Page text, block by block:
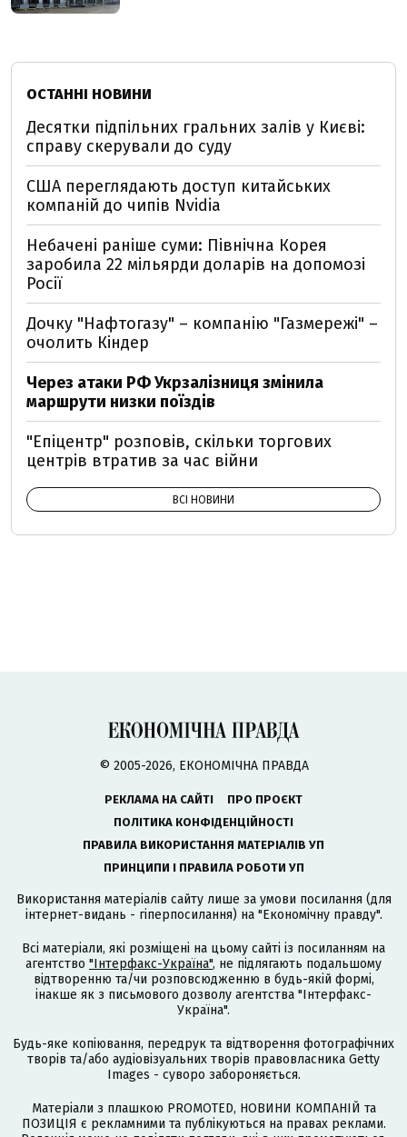
ОСТАННІ НОВИНИ
Десятки підпільних гральних залів у Києві:
справу скерували до суду
США переглядають доступ китайських
компаній до чипів Nvidia
Небачені раніше суми: Північна Корея
заробила 22 мільярди доларів на допомозі
Росії
Дочку "Нафтогазу" – компанію "Газмережі" –
очолить Кіндер
Через атаки РФ Укрзалізниця змінила
маршрути низки поїздів
"Епіцентр" розповів, скільки торгових
центрів втратив за час війни
ВСІ НОВИНИ
© 2005-2026, ЕКОНОМІЧНА ПРАВДА
РЕКЛАМА НА САЙТІ
ПРО ПРОЄКТ
ПОЛІТИКА КОНФІДЕНЦІЙНОСТІ
ПРАВИЛА ВИКОРИСТАННЯ МАТЕРІАЛІВ УП
ПРИНЦИПИ І ПРАВИЛА РОБОТИ УП
Використання матеріалів сайту лише за умови посилання (для
інтернет-видань - гіперпосилання) на "Економічну правду".
Всі матеріали, які розміщені на цьому сайті із посиланням на
агентство "Інтерфакс-Україна", не підлягають подальшому
відтворенню та/чи розповсюдженню в будь-якій формі,
інакше як з письмового дозволу агентства "Інтерфакс-
Україна".
Будь-яке копіювання, передрук та відтворення фотографічних
творів та/або аудіовізуальних творів правовласника Getty
Images - суворо забороняється.
Матеріали з плашкою PROMOTED, НОВИНИ КОМПАНІЙ та
ПОЗИЦІЯ є рекламними та публікуються на правах реклами.